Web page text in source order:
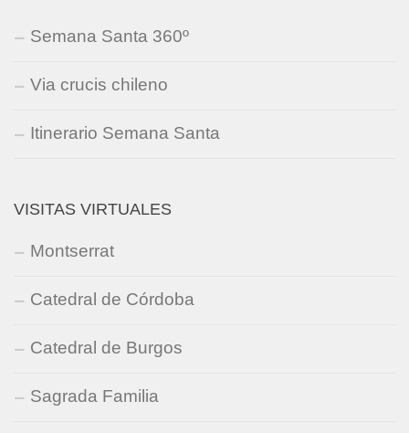
Semana Santa 360º
Via crucis chileno
Itinerario Semana Santa
VISITAS VIRTUALES
Montserrat
Catedral de Córdoba
Catedral de Burgos
Sagrada Familia